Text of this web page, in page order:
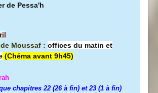
de Pessa'h
Moussaf : offices du matin et
(Chéma avant 9h45)
chapitres 22 (26 à fin) et 23 (1 à fin)